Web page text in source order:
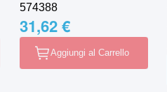
574388
31,62 €
Aggiungi al Carrello